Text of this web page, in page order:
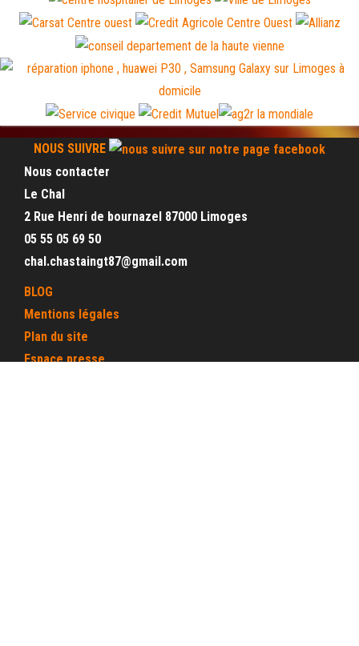
NOUS SUIVRE
Nous contacter
Le Chal
2 Rue Henri de bournazel 87000 Limoges
05 55 05 69 50
chal.chastaingt87@gmail.com
BLOG
Mentions légales
Plan du site
Espace presse